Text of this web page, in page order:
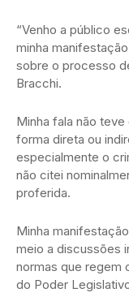
“Venho a público
minha
sobre o processo
Bracchi.
Minha fala não
forma direta ou
especialmente o
não citei
proferida.
Minha
meio a discussões
normas que regem
do Poder